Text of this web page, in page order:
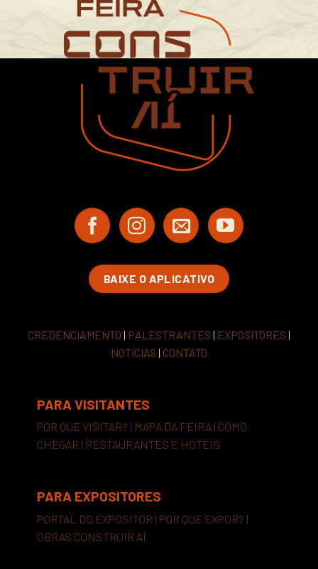
BAIXE O APLICATIVO
CREDENCIAMENTO | PALESTRANTES | EXPOSITORES |
NOTÍCIAS | CONTATO
PARA VISITANTES
POR QUE VISITAR? | MAPA DA FEIRA | COMO
CHEGAR | RESTAURANTES E HOTÉIS
PARA EXPOSITORES
PORTAL DO EXPOSITOR | POR QUE EXPOR? |
OBRAS CONSTRUIR AÍ